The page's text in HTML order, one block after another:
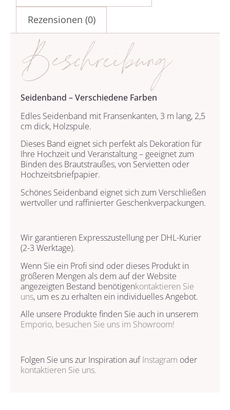
Rezensionen (0)
Beschreibung
Seidenband – Verschiedene Farben
Edles Seidenband mit Fransenkanten, 3 m lang, 2,5
cm dick, Holzspule.
Dieses Band eignet sich perfekt als Dekoration für
Ihre Hochzeit und Veranstaltung – geeignet zum
Binden des Brautstraußes, von Servietten oder
Hochzeitsbriefpapier.
Schönes Seidenband eignet sich zum Verschließen
wertvoller und raffinierter Geschenkverpackungen.
Wir garantieren Expresszustellung per DHL-Kurier
(2-3 Werktage).
Wenn Sie ein Profi sind oder dieses Produkt in
größeren Mengen als dem auf der Website
angezeigten Bestand benötigenkontaktieren Sie
uns, um es zu erhalten ein individuelles Angebot.
Alle unsere Produkte finden Sie auch in unserem
Emporio, besuchen Sie uns im Showroom!
Folgen Sie uns zur Inspiration aufInstagram oder
kontaktieren Sie uns.